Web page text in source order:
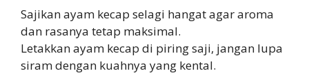
Sajikan ayam kecap selagi hangat agar aroma
dan rasanya tetap maksimal.
Letakkan ayam kecap di piring saji, jangan lupa
siram dengan kuahnya yang kental.